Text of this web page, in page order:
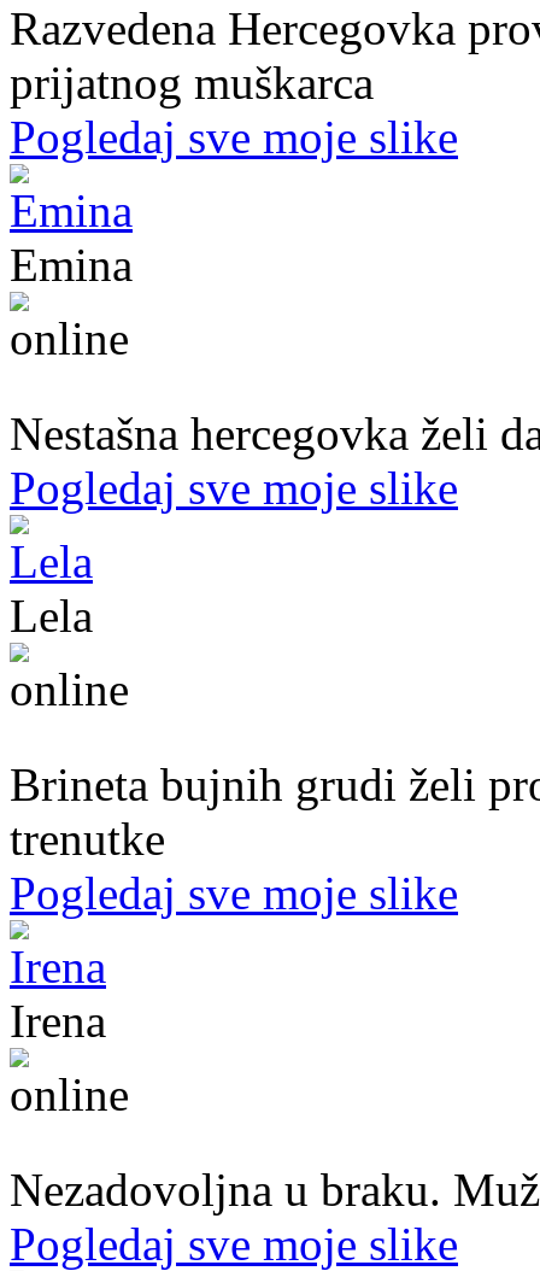
Razvedena Hercegovka
prijatnog muškarca
Pogledaj sve moje slike
Emina
Nestašna hercegovka želi
Pogledaj sve moje slike
Lela
Brineta bujnih grudi želi
trenutke
Pogledaj sve moje slike
Irena
Nezadovoljna u braku.
Pogledaj sve moje slike